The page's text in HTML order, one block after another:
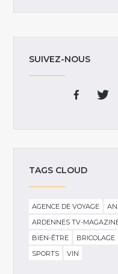
SUIVEZ-NOUS
TAGS CLOUD
AGENCE DE VOYAGE
ARDENNES TV-
BIEN-ÊTRE
BRICOLAGE
SPORTS
VIN